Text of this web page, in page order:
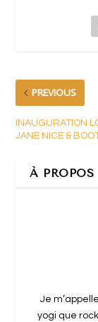
PREVIOUS
INAUGURATION
JANE NICE &
À PROPOS
Je
yogi que